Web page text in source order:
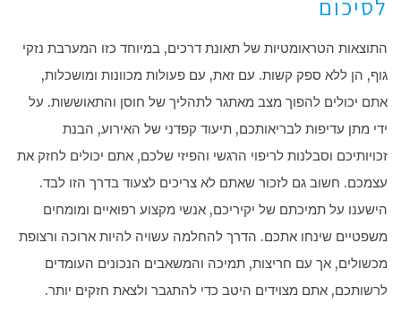
לסיכום
התוצאות הטראומטיות של תאונת דרכים, במיוחד כזו המערבת נזקי
גוף, הן ללא ספק קשות. עם זאת, עם פעולות מכוונות ומושכלות,
אתם יכולים להפוך מצב מאתגר לתהליך של חוסן והתאוששות. על
ידי מתן עדיפות לבריאותכם, תיעוד קפדני של האירוע, הבנת
זכויותיכם וסבלנות לריפוי הרגשי והפיזי שלכם, אתם יכולים לחזק את
עצמכם. חשוב גם לזכור שאתם לא צריכים לצעוד בדרך הזו לבד.
הישענו על תמיכתם של יקיריכם, אנשי מקצוע רפואיים ומומחים
משפטיים שינחו אתכם. הדרך להחלמה עשויה להיות ארוכה ורצופת
מכשולים, אך עם חריצות, תמיכה והמשאבים הנכונים העומדים
לרשותכם, אתם מצוידים היטב כדי להתגבר ולצאת חזקים יותר.